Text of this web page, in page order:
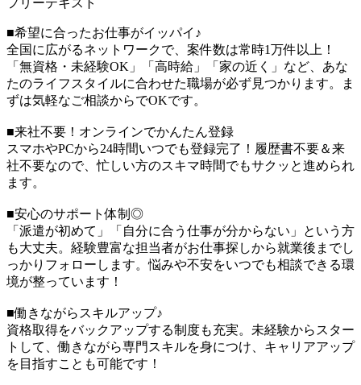
■希望に合ったお仕事がイッパイ♪
全国に広がるネットワークで、案件数は常時1万件以上！
「無資格・未経験OK」「高時給」「家の近く」など、あな
たのライフスタイルに合わせた職場が必ず見つかります。ま
ずは気軽なご相談からでOKです。
■来社不要！オンラインでかんたん登録
スマホやPCから24時間いつでも登録完了！履歴書不要＆来
社不要なので、忙しい方のスキマ時間でもサクッと進められ
ます。
■安心のサポート体制◎
「派遣が初めて」「自分に合う仕事が分からない」という方
も大丈夫。経験豊富な担当者がお仕事探しから就業後までし
っかりフォローします。悩みや不安をいつでも相談できる環
境が整っています！
■働きながらスキルアップ♪
資格取得をバックアップする制度も充実。未経験からスター
トして、働きながら専門スキルを身につけ、キャリアアップ
を目指すことも可能です！